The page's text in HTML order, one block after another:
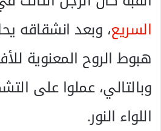
السريع، وبعد انشقاقه
هبوط الروح المعنوية
وبالتالي، عملوا على
اللواء النور.